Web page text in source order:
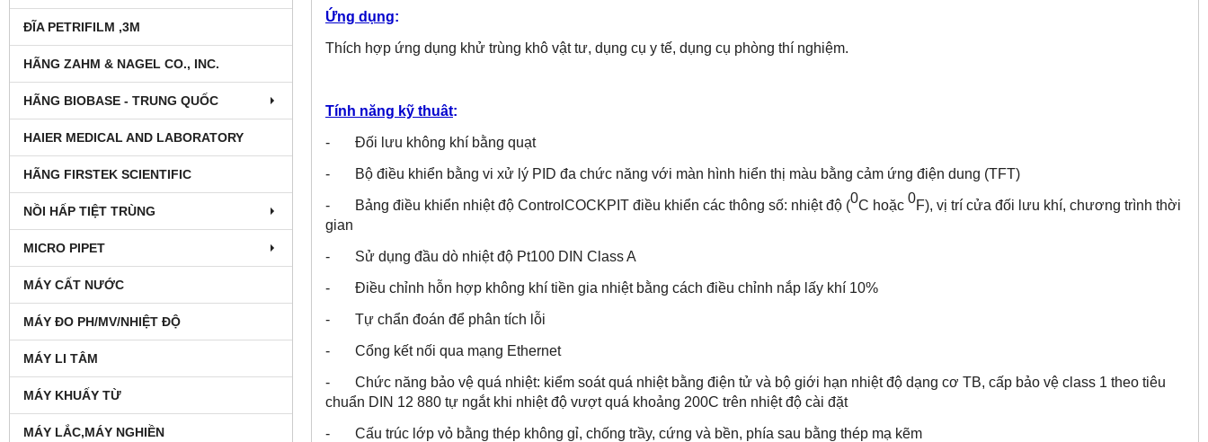
ĐĨA PETRIFILM ,3M
HÃNG ZAHM & NAGEL CO., INC.
HÃNG BIOBASE - TRUNG QUỐC
HAIER MEDICAL AND LABORATORY
HÃNG FIRSTEK SCIENTIFIC
NỒI HẤP TIỆT TRÙNG
MICRO PIPET
MÁY CẤT NƯỚC
MÁY ĐO PH/MV/NHIỆT ĐỘ
MÁY LI TÂM
MÁY KHUẤY TỪ
MÁY LẮC,MÁY NGHIỀN
Ứng dụng:
Thích hợp ứng dụng khử trùng khô vật tư, dụng cụ y tế, dụng cụ phòng thí nghiệm.
Tính năng kỹ thuât:
- Đối lưu không khí bằng quạt
- Bộ điều khiển bằng vi xử lý PID đa chức năng với màn hình hiển thị màu bằng cảm ứng điện dung (TFT)
- Bảng điều khiển nhiệt độ ControlCOCKPIT điều khiển các thông số: nhiệt độ (0C hoặc 0F), vị trí cửa đối lưu khí, chương trình thời
gian
- Sử dụng đầu dò nhiệt độ Pt100 DIN Class A
- Điều chỉnh hỗn hợp không khí tiền gia nhiệt bằng cách điều chỉnh nắp lấy khí 10%
- Tự chẩn đoán để phân tích lỗi
- Cổng kết nối qua mạng Ethernet
- Chức năng bảo vệ quá nhiệt: kiểm soát quá nhiệt bằng điện tử và bộ giới hạn nhiệt độ dạng cơ TB, cấp bảo vệ class 1 theo tiêu
chuẩn DIN 12 880 tự ngắt khi nhiệt độ vượt quá khoảng 200C trên nhiệt độ cài đặt
- Cấu trúc lớp vỏ bằng thép không gỉ, chống trầy, cứng và bền, phía sau bằng thép mạ kẽm